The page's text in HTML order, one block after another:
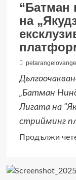
“Батман
на
„Батман
Лигата на
стрийминг
Продължи